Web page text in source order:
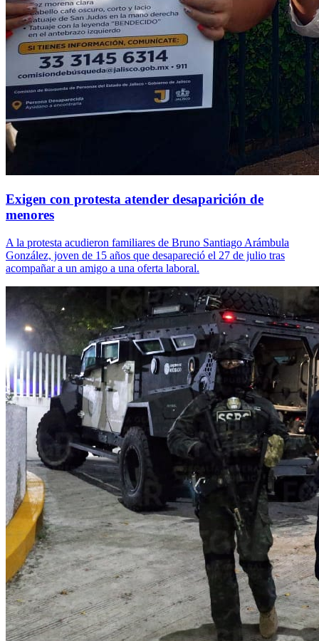
Exigen con protesta atender desaparición de
menores
A la protesta acudieron familiares de Bruno Santiago Arámbula
González, joven de 15 años que desapareció el 27 de julio tras
acompañar a un amigo a una oferta laboral.